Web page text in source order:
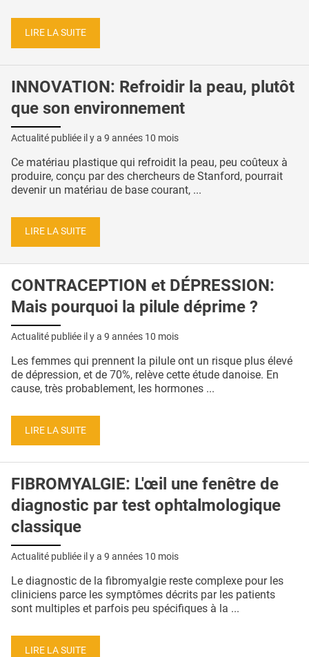
LIRE LA SUITE
INNOVATION: Refroidir la peau, plutôt
que son environnement
Actualité publiée il y a 9 années 10 mois
Ce matériau plastique qui refroidit la peau, peu coûteux à
produire, conçu par des chercheurs de Stanford, pourrait
devenir un matériau de base courant, ...
LIRE LA SUITE
CONTRACEPTION et DÉPRESSION:
Mais pourquoi la pilule déprime ?
Actualité publiée il y a 9 années 10 mois
Les femmes qui prennent la pilule ont un risque plus élevé
de dépression, et de 70%, relève cette étude danoise. En
cause, très probablement, les hormones ...
LIRE LA SUITE
FIBROMYALGIE: L'œil une fenêtre de
diagnostic par test ophtalmologique
classique
Actualité publiée il y a 9 années 10 mois
Le diagnostic de la fibromyalgie reste complexe pour les
cliniciens parce les symptômes décrits par les patients
sont multiples et parfois peu spécifiques à la ...
LIRE LA SUITE